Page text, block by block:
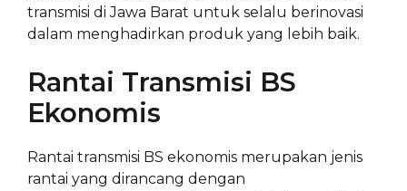
transmisi di Jawa Barat untuk selalu berinovasi
dalam menghadirkan produk yang lebih baik.
Rantai Transmisi BS
Ekonomis
Rantai transmisi BS ekonomis merupakan jenis
rantai yang dirancang dengan